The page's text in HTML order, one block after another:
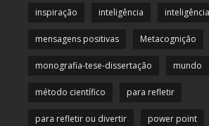
inspiração inteligência
mensagens positivas Metacognição
monografia-tese-dissertação mundo
método científico para refletir
para refletir ou divertir power point